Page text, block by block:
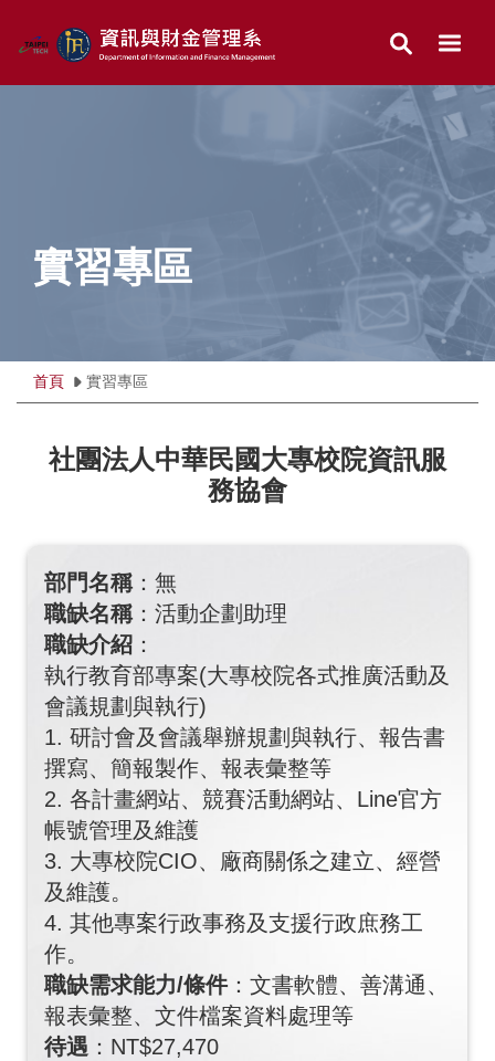
到
要
實習專區
首頁 實習專區
社團法人中華民國大專校院資訊服
務協會
部門名稱：無
職缺名稱：活動企劃助理
職缺介紹 ：
執行教育部專案(大專校院各式推廣活動及
會議規劃與執行)
1. 研討會及會議舉辦規劃與執行、報告書
撰寫、簡報製作、報表彙整等
2. 各計畫網站、競賽活動網站、Line官方
帳號管理及維護
3. 大專校院CIO、廠商關係之建立、經營
及維護。
4. 其他專案行政事務及支援行政庶務工
作。
職缺需求能力/條件：文書軟體、善溝通、
報表彙整、文件檔案資料處理等
待遇 ：NT$27,470